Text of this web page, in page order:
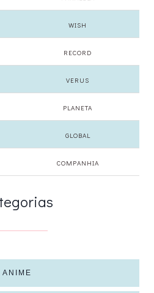
WISH
RECORD
VERUS
PLANETA
GLOBAL
COMPANHIA
ANIME